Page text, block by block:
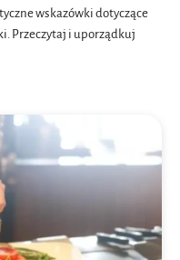
wskazówki dotyczące
Przeczytaj i uporządkuj